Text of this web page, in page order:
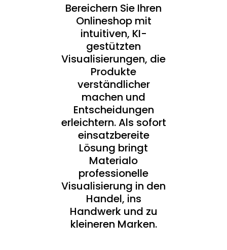
Bereichern Sie Ihren
Onlineshop mit
intuitiven, KI-
gestützten
Visualisierungen, die
Produkte
verständlicher
machen und
Entscheidungen
erleichtern. Als sofort
einsatzbereite
Lösung bringt
Materialo
professionelle
Visualisierung in den
Handel, ins
Handwerk und zu
kleineren Marken.